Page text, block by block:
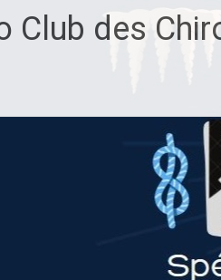
Club des